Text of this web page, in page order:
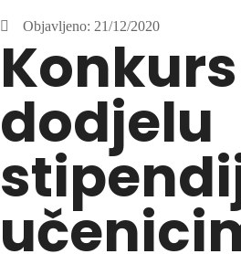
Objavljeno: 21/12/2020
dodjelu